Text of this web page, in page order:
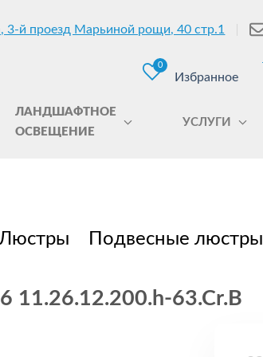
3-й проезд Марьиной рощи, 40 стр.1
0
Избранное
ЛАНДШАФТНОЕ
ОСВЕЩЕНИЕ
УСЛУГИ
Подвесные люстры
11.26.12.200.h-63.Cr.B